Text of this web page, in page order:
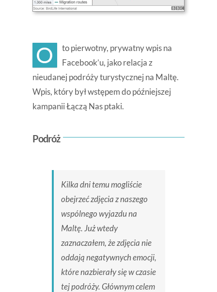
O
to pierwotny, prywatny wpis na
Facebook’u, jako relacja z
nieudanej podróży turystycznej na Maltę.
Wpis, który był wstępem do późniejszej
kampanii Łączą Nas ptaki.
Podróż
Kilka dni temu mogliście
obejrzeć zdjęcia z naszego
wspólnego wyjazdu na
Maltę. Już wtedy
zaznaczałem, że zdjęcia nie
oddają negatywnych emocji,
które nazbierały się w czasie
tej podróży. Głównym celem